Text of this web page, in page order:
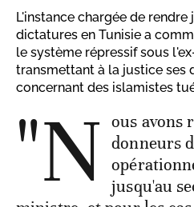
L'instance chargée de
dictatures en Tunisie a
le système répressif sous
transmettant à la justice ses
concernant des islamistes
"N ous avons
donneurs
jusqu'au